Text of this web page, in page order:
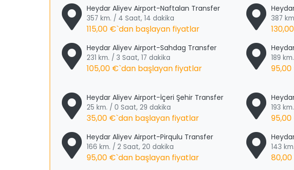
Heydar Aliyev Airport-Naftalan Transfer
357 km. / 4 Saat, 14 dakika
115,00 €`dan başlayan fiyatlar
387
Heydar Aliyev Airport-Sahdag Transfer
231 km. / 3 Saat, 17 dakika
105,00 €`dan başlayan fiyatlar
189
Heydar Aliyev Airport-İçeri Şehir Transfer
25 km. / 0 Saat, 29 dakika
35,00 €`dan başlayan fiyatlar
193
Heydar Aliyev Airport-Pirqulu Transfer
166 km. / 2 Saat, 20 dakika
95,00 €`dan başlayan fiyatlar
143